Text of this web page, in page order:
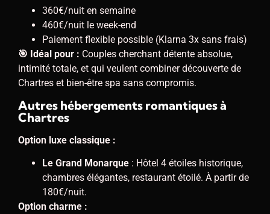
360€/nuit en semaine
460€/nuit le week-end
Paiement flexible possible (Klarna 3x sans frais)
🎯 Idéal pour : Couples cherchant détente absolue,
intimité totale, et qui veulent combiner découverte de
Chartres et bien-être spa sans compromis.
Autres hébergements romantiques à
Chartres
Option luxe classique :
Le Grand Monarque : Hôtel 4 étoiles historique,
chambres élégantes, restaurant étoilé. À partir de
180€/nuit.
Option charme :